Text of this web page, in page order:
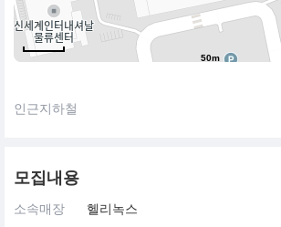
50m
인근지하철
모집내용
소속매장 헬리녹스